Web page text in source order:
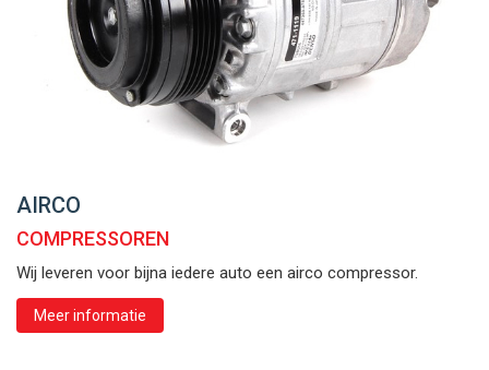
AIRCO
COMPRESSOREN
Wij leveren voor bijna iedere auto een airco compressor.
Meer informatie